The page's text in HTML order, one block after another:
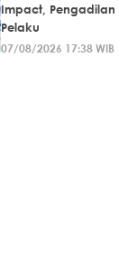
Impact, Pengadilan
Pelaku
07/08/2026 17:38 WIB